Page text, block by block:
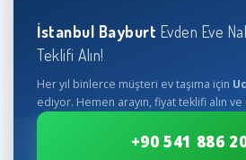
İstanbul Bayburt Evden Eve
Teklifi Alın!
Her yıl binlerce müşteri ev taşıma için
ediyor. Hemen arayın, fiyat teklifi alın ve
+90 541 886